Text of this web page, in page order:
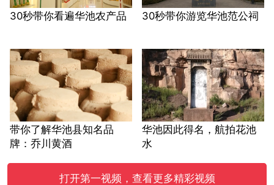
30秒带你看遍华池农产品 30秒带你游览华池范公祠
带你了解华池县知名品
牌：乔川黄酒
华池因此得名，航拍花池
水
打开第一视频，查看更多精彩视频